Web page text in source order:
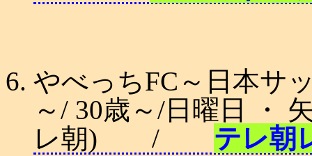
やべっちFC～日本サ
～/ 30歳～/日曜日 ・
レ朝) / テレ朝